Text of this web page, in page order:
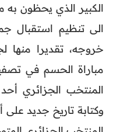
الكبير الذي يحظون به
الى تنظيم استقبال
خروجه، تقديرا
مباراة الحسم في
المنتخب الجزائري أحد
وكتابة تاريخ جديد